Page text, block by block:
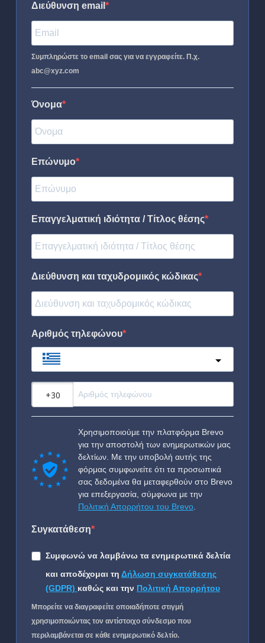
Διεύθυνση email
Συμπληρώστε το email σας για να εγγραφείτε. Π.χ.
abc@xyz.com
Όνομα
Επώνυμο
Επαγγελματική ιδιότητα / Τίτλος θέσης
Διεύθυνση και ταχυδρομικός κώδικας
Αριθμός τηλεφώνου
Χρησιμοποιούμε την πλατφόρμα Brevo
για την αποστολή των ενημερωτικών μας
δελτίων. Με την υποβολή αυτής της
φόρμας συμφωνείτε ότι τα προσωπικά
σας δεδομένα θα μεταφερθούν στο Brevo
για επεξεργασία, σύμφωνα με την
Πολιτική Απορρήτου του Brevo
Συγκατάθεση
Συμφωνώ να λαμβάνω τα ενημερωτικά δελτία
και αποδέχομαι τη Δήλωση συγκατάθεσης
(GDPR) καθώς και την Πολιτική Απορρήτου
Μπορείτε να διαγραφείτε οποιαδήποτε στιγμή
χρησιμοποιώντας τον αντίστοιχο σύνδεσμο που
περιλαμβάνεται σε κάθε ενημερωτικό δελτίο.